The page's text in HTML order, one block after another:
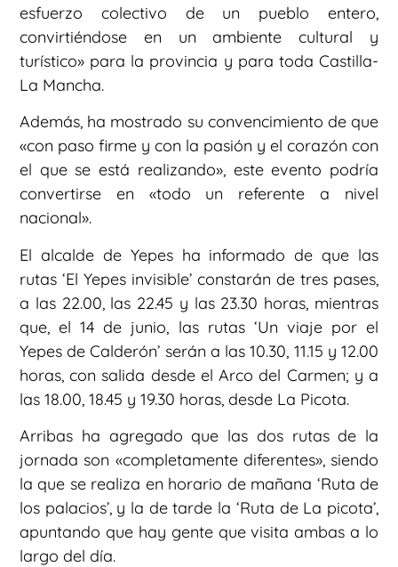
esfuerzo colectivo de un pueblo entero,
convirtiéndose en un ambiente cultural y
turístico» para la provincia y para toda Castilla-
La Mancha.
Además, ha mostrado su convencimiento de que
«con paso firme y con la pasión y el corazón con
el que se está realizando», este evento podría
convertirse en «todo un referente a nivel
nacional».
El alcalde de Yepes ha informado de que las
rutas ‘El Yepes invisible’ constarán de tres pases,
a las 22.00, las 22.45 y las 23.30 horas, mientras
que, el 14 de junio, las rutas ‘Un viaje por el
Yepes de Calderón’ serán a las 10.30, 11.15 y 12.00
horas, con salida desde el Arco del Carmen; y a
las 18.00, 18.45 y 19.30 horas, desde La Picota.
Arribas ha agregado que las dos rutas de la
jornada son «completamente diferentes», siendo
la que se realiza en horario de mañana ‘Ruta de
los palacios’, y la de tarde la ‘Ruta de La picota’,
apuntando que hay gente que visita ambas a lo
largo del día.